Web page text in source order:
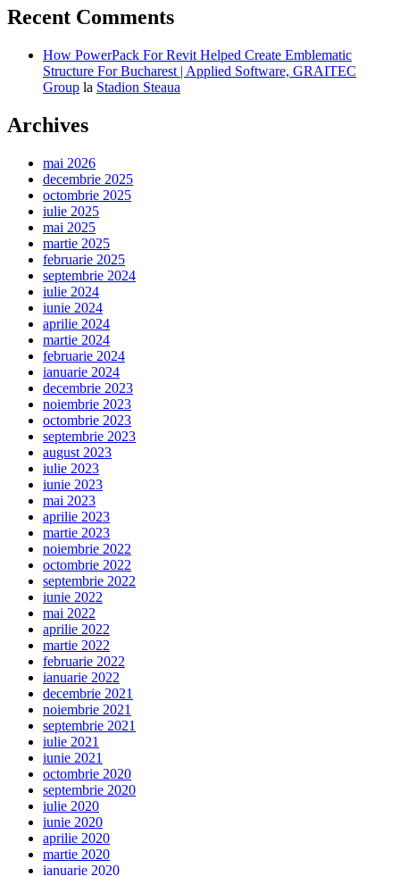
Recent Comments
How PowerPack For Revit Helped Create Emblematic
Structure For Bucharest | Applied Software, GRAITEC
Group la Stadion Steaua
Archives
mai 2026
decembrie 2025
octombrie 2025
iulie 2025
mai 2025
martie 2025
februarie 2025
septembrie 2024
iulie 2024
iunie 2024
aprilie 2024
martie 2024
februarie 2024
ianuarie 2024
decembrie 2023
noiembrie 2023
octombrie 2023
septembrie 2023
august 2023
iulie 2023
iunie 2023
mai 2023
aprilie 2023
martie 2023
noiembrie 2022
octombrie 2022
septembrie 2022
iunie 2022
mai 2022
aprilie 2022
martie 2022
februarie 2022
ianuarie 2022
decembrie 2021
noiembrie 2021
septembrie 2021
iulie 2021
iunie 2021
octombrie 2020
septembrie 2020
iulie 2020
iunie 2020
aprilie 2020
martie 2020
ianuarie 2020